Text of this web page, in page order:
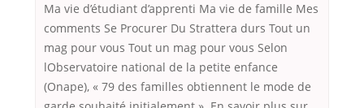
Ma vie d’étudiant d’apprenti Ma vie de famille Mes
comments Se Procurer Du Strattera durs Tout un
mag pour vous Tout un mag pour vous Selon
lObservatoire national de la petite enfance
(Onape), « 79 des familles obtiennent le mode de